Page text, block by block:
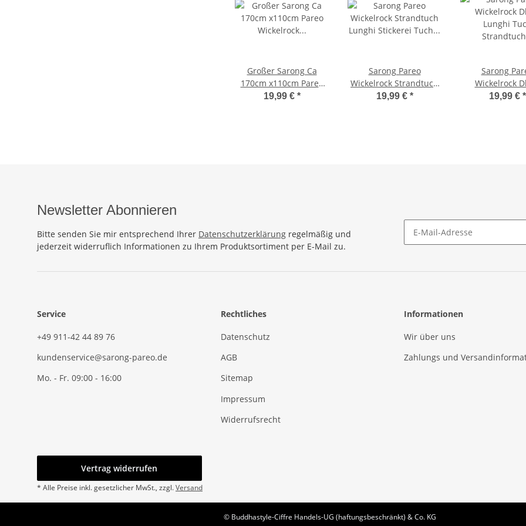
Großer Sarong Ca
170cm x110cm Pareo
Wickelrock Wickeltuch
19,99 € *
Sarong Pareo
Wickelrock Strandtuch
Lunghi Stickerei Tuch
19,99 € *
Sarong
Wickelrock
Lunghi Tuch
19,99 € *
Newsletter Abonnieren
Bitte senden Sie mir entsprechend Ihrer Datenschutzerklärung regelmäßig und
jederzeit widerruflich Informationen zu Ihrem Produktsortiment per E-Mail zu.
Service
+49 911-42 44 89 76
kundenservice@sarong-pareo.de
Mo. - Fr. 09:00 - 16:00
Rechtliches
Datenschutz
AGB
Sitemap
Impressum
Widerrufsrecht
Informationen
Wir über uns
Zahlungs und
Vertrag widerrufen
* Alle Preise inkl. gesetzlicher MwSt., zzgl.Versand
© Buddhastyle-Ciffre Handels-UG (haftungsbeschränkt) & Co. KG